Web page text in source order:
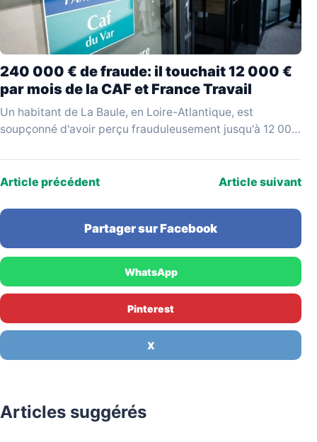
240 000 € de fraude: il touchait 12 000 €
par mois de la CAF et France Travail
Un habitant de La Baule, en Loire-Atlantique, est
soupçonné d'avoir perçu frauduleusement jusqu'à 12 000
Article précédent Article suivant
Partager sur Facebook
WhatsApp
Pinterest
X
Articles suggérés